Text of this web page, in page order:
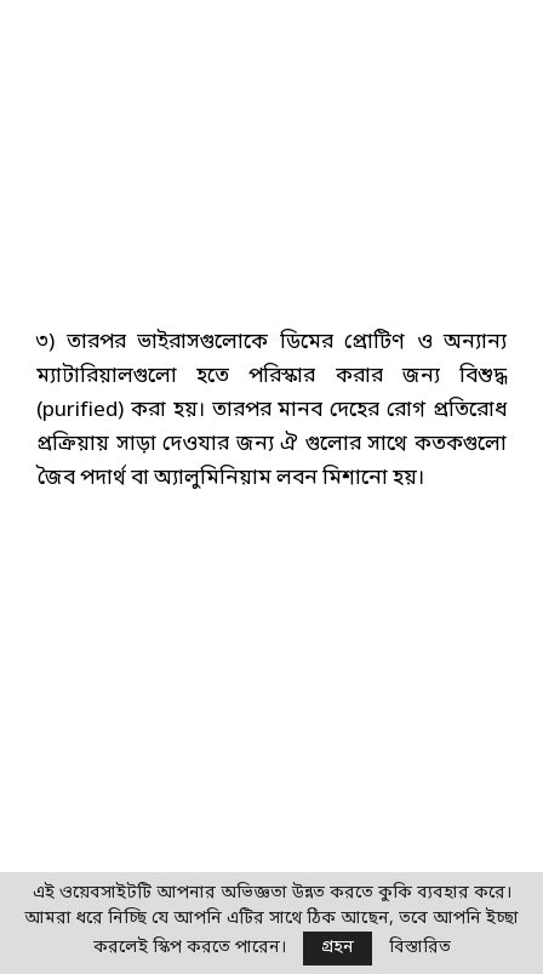
৩) তারপর ভাইরাসগুলোকে ডিমের প্রোটিণ ও অন্যান্য
ম্যাটারিয়ালগুলো হতে পরিস্কার করার জন্য বিশুদ্ধ
(purified) করা হয়। তারপর মানব দেহের রোগ প্রতিরোধ
প্রক্রিয়ায় সাড়া দেওযার জন্য ঐ গুলোর সাথে কতকগুলো
জৈব পদার্থ বা অ্যালুমিনিয়াম লবন মিশানো হয়।
এই ওয়েবসাইটটি আপনার অভিজ্ঞতা উন্নত করতে কুকি ব্যবহার করে।
আমরা ধরে নিচ্ছি যে আপনি এটির সাথে ঠিক আছেন, তবে আপনি ইচ্ছা
করলেই স্কিপ করতে পারেন।
গ্রহন বিস্তারিত